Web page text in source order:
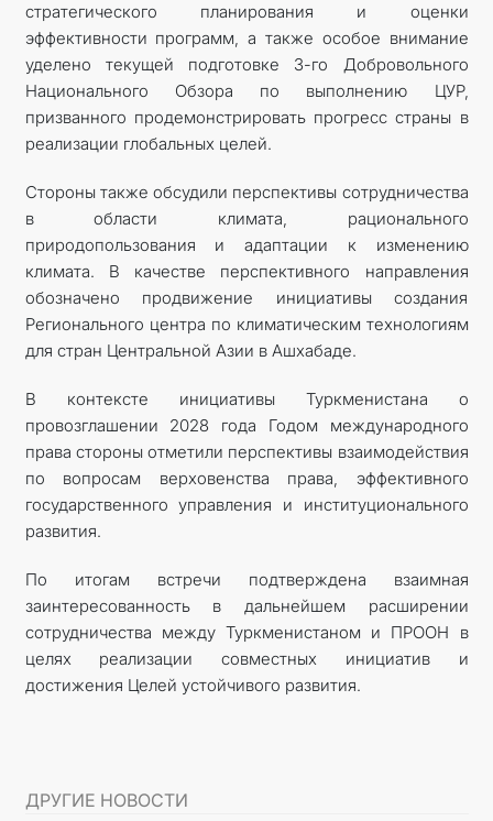
стратегического планирования и оценки
эффективности программ, а также особое внимание
уделено текущей подготовке 3-го Добровольного
Национального Обзора по выполнению ЦУР,
призванного продемонстрировать прогресс страны в
реализации глобальных целей.
Стороны также обсудили перспективы сотрудничества
в области климата, рационального
природопользования и адаптации к изменению
климата. В качестве перспективного направления
обозначено продвижение инициативы создания
Регионального центра по климатическим технологиям
для стран Центральной Азии в Ашхабаде.
В контексте инициативы Туркменистана о
провозглашении 2028 года Годом международного
права стороны отметили перспективы взаимодействия
по вопросам верховенства права, эффективного
государственного управления и институционального
развития.
По итогам встречи подтверждена взаимная
заинтересованность в дальнейшем расширении
сотрудничества между Туркменистаном и ПРООН в
целях реализации совместных инициатив и
достижения Целей устойчивого развития.
ДРУГИЕ НОВОСТИ